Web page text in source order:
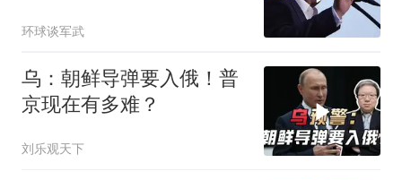
打下美军一架无人机
环球谈军武
乌：朝鲜导弹要入俄！普
京现在有多难？
刘乐观天下